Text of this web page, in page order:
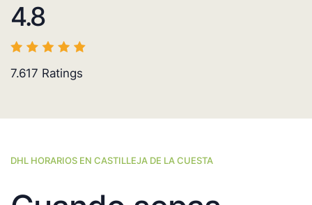
4.8
7.617 Ratings
DHL HORARIOS EN CASTILLEJA DE LA CUESTA